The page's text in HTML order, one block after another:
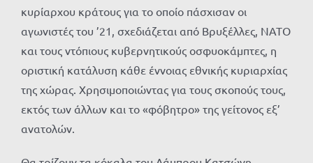
κυρίαρχου κράτους για το οποίο πάσχισαν οι
αγωνιστές του ’21, σχεδιάζεται από Βρυξέλλες, ΝΑΤΟ
και τους ντόπιους κυβερνητικούς οσφυοκάμπτες, η
οριστική κατάλυση κάθε έννοιας εθνικής κυριαρχίας
της χώρας. Χρησιμοποιώντας για τους σκοπούς τους,
εκτός των άλλων και το «φόβητρο» της γείτονος εξ’
ανατολών.